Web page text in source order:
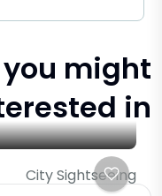
might
in
City Sightseeing